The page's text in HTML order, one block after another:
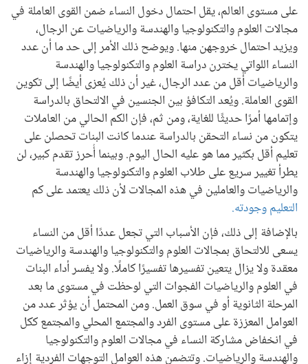
على مستوى العالم، يقل احتمال دخول النساء ضمن القوى العاملة في
مجالات العلوم والتكنولوجيا والهندسة والرياضيات عن الرجال،
ويزيد احتمال خروجهن منها. ويوضح ذلك الأمر إلى حد ما أن عدد
النساء اللواتي يخترن دراسة العلوم والتكنولوجيا والهندسة
والرياضيات أقل من عدد الرجال، غير أن ذلك يُعزى أيضًا إلى تكوين
القوى العاملة. ويُعد التكافؤ بين الجنسين في الالتحاق بالدراسة
وإتمامها أمرًا حديثًا للغاية، ومن ثم، فإن الكم الحالي من العاملات
يتكون من نساء التحقن بالدراسة عندما كانت البنات تحصلن على
تعليم أقل بكثير مما هو عليه الحال اليوم. وبينما أُحرز تقدم كبير، لن
يطرأ تغيير سريع على طلاب العلوم والتكنولوجيا والهندسة
والرياضيات والعاملين في هذه المجالات لأن ذلك يعتمد على كم
التعليم وجودته.
بالإضافة إلى ذلك، فإن الأسباب التي تجعل عددًا أقل من النساء
يسعى للالتحاق بمجالات العلوم والتكنولوجيا والهندسة والرياضيات
معقدة ولا يزال يتعين تفسيرها تفسيرًا كاملًا. ولا يفسر أداء البنات
في العلوم والرياضيات الفجوات التي لوحظت في مستوى ما بعد
المرحلة الثانوية أو في سوق العمل. ومن المحتمل أن يؤثر عدد من
العوامل المعززة على مستوى الفرد والمجتمع المحلي والمجتمع ككل
في انخفاض مشاركة النساء في مجالات العلوم والتكنولوجيا
والهندسة والرياضيات. وتتضمن هذه العوامل التوجهات الفردية إزاء